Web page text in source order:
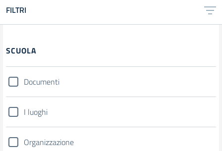
FILTRI
Filtri
SCUOLA
Documenti
I luoghi
Organizzazione